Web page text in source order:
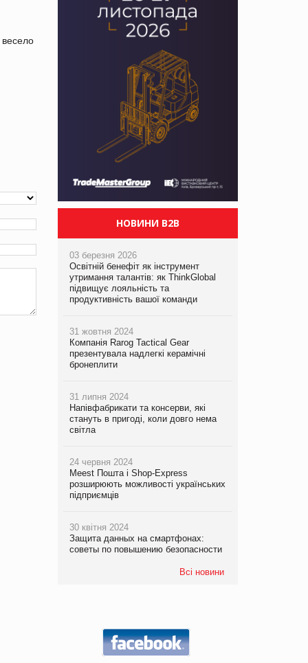
НОВИНИ B2B
03 березня 2026
Освітній бенефіт як інструмент
утримання талантів: як ThinkGlobal
підвищує лояльність та
продуктивність вашої команди
31 жовтня 2024
Компанія Rarog Tactical Gear
презентувала надлегкі керамічні
бронеплити
31 липня 2024
Напівфабрикати та консерви, які
стануть в пригоді, коли довго нема
світла
24 червня 2024
Meest Пошта і Shop-Express
розширюють можливості українських
підприємців
30 квітня 2024
Защита данных на смартфонах:
советы по повышению безопасности
Всі новини